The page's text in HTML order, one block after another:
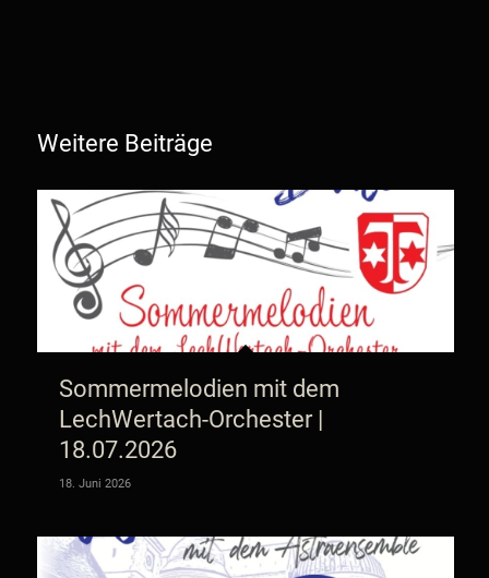
Weitere Beiträge
Sommermelodien mit dem
LechWertach-Orchester |
18.07.2026
18. Juni 2026